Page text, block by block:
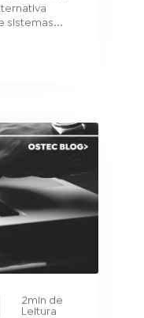
sistemas...
2min de
Leitura